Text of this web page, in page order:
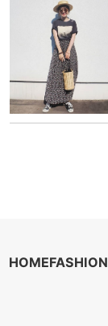
HOMEFASHION